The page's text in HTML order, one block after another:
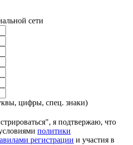
сети
цифры, спец. знаки)
я подтвержаю, что
политики
регистрации и участия в